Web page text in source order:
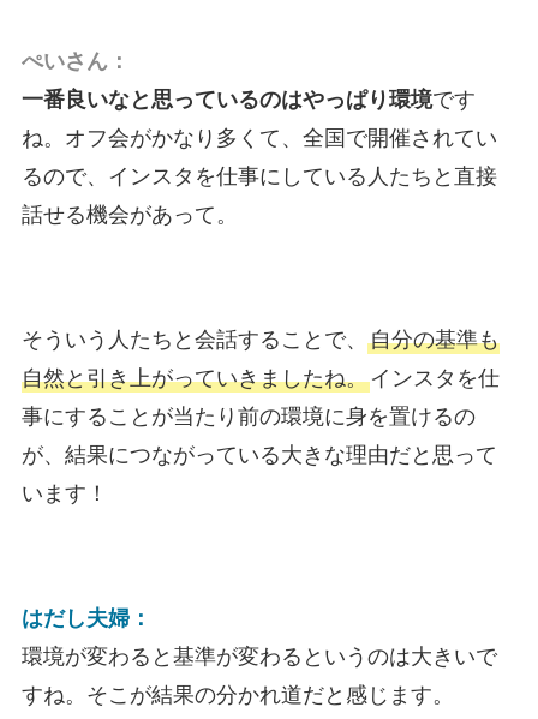
ぺいさん：
一番良いなと思っているのはやっぱり環境です
ね。オフ会がかなり多くて、全国で開催されてい
るので、インスタを仕事にしている人たちと直接
話せる機会があって。
そういう人たちと会話することで、 自分の基準も
自然と引き上がっていきましたね。インスタを仕
事にすることが当たり前の環境に身を置けるの
が、結果につながっている大きな理由だと思って
います！
はだし夫婦：
環境が変わると基準が変わるというのは大きいで
すね。そこが結果の分かれ道だと感じます。